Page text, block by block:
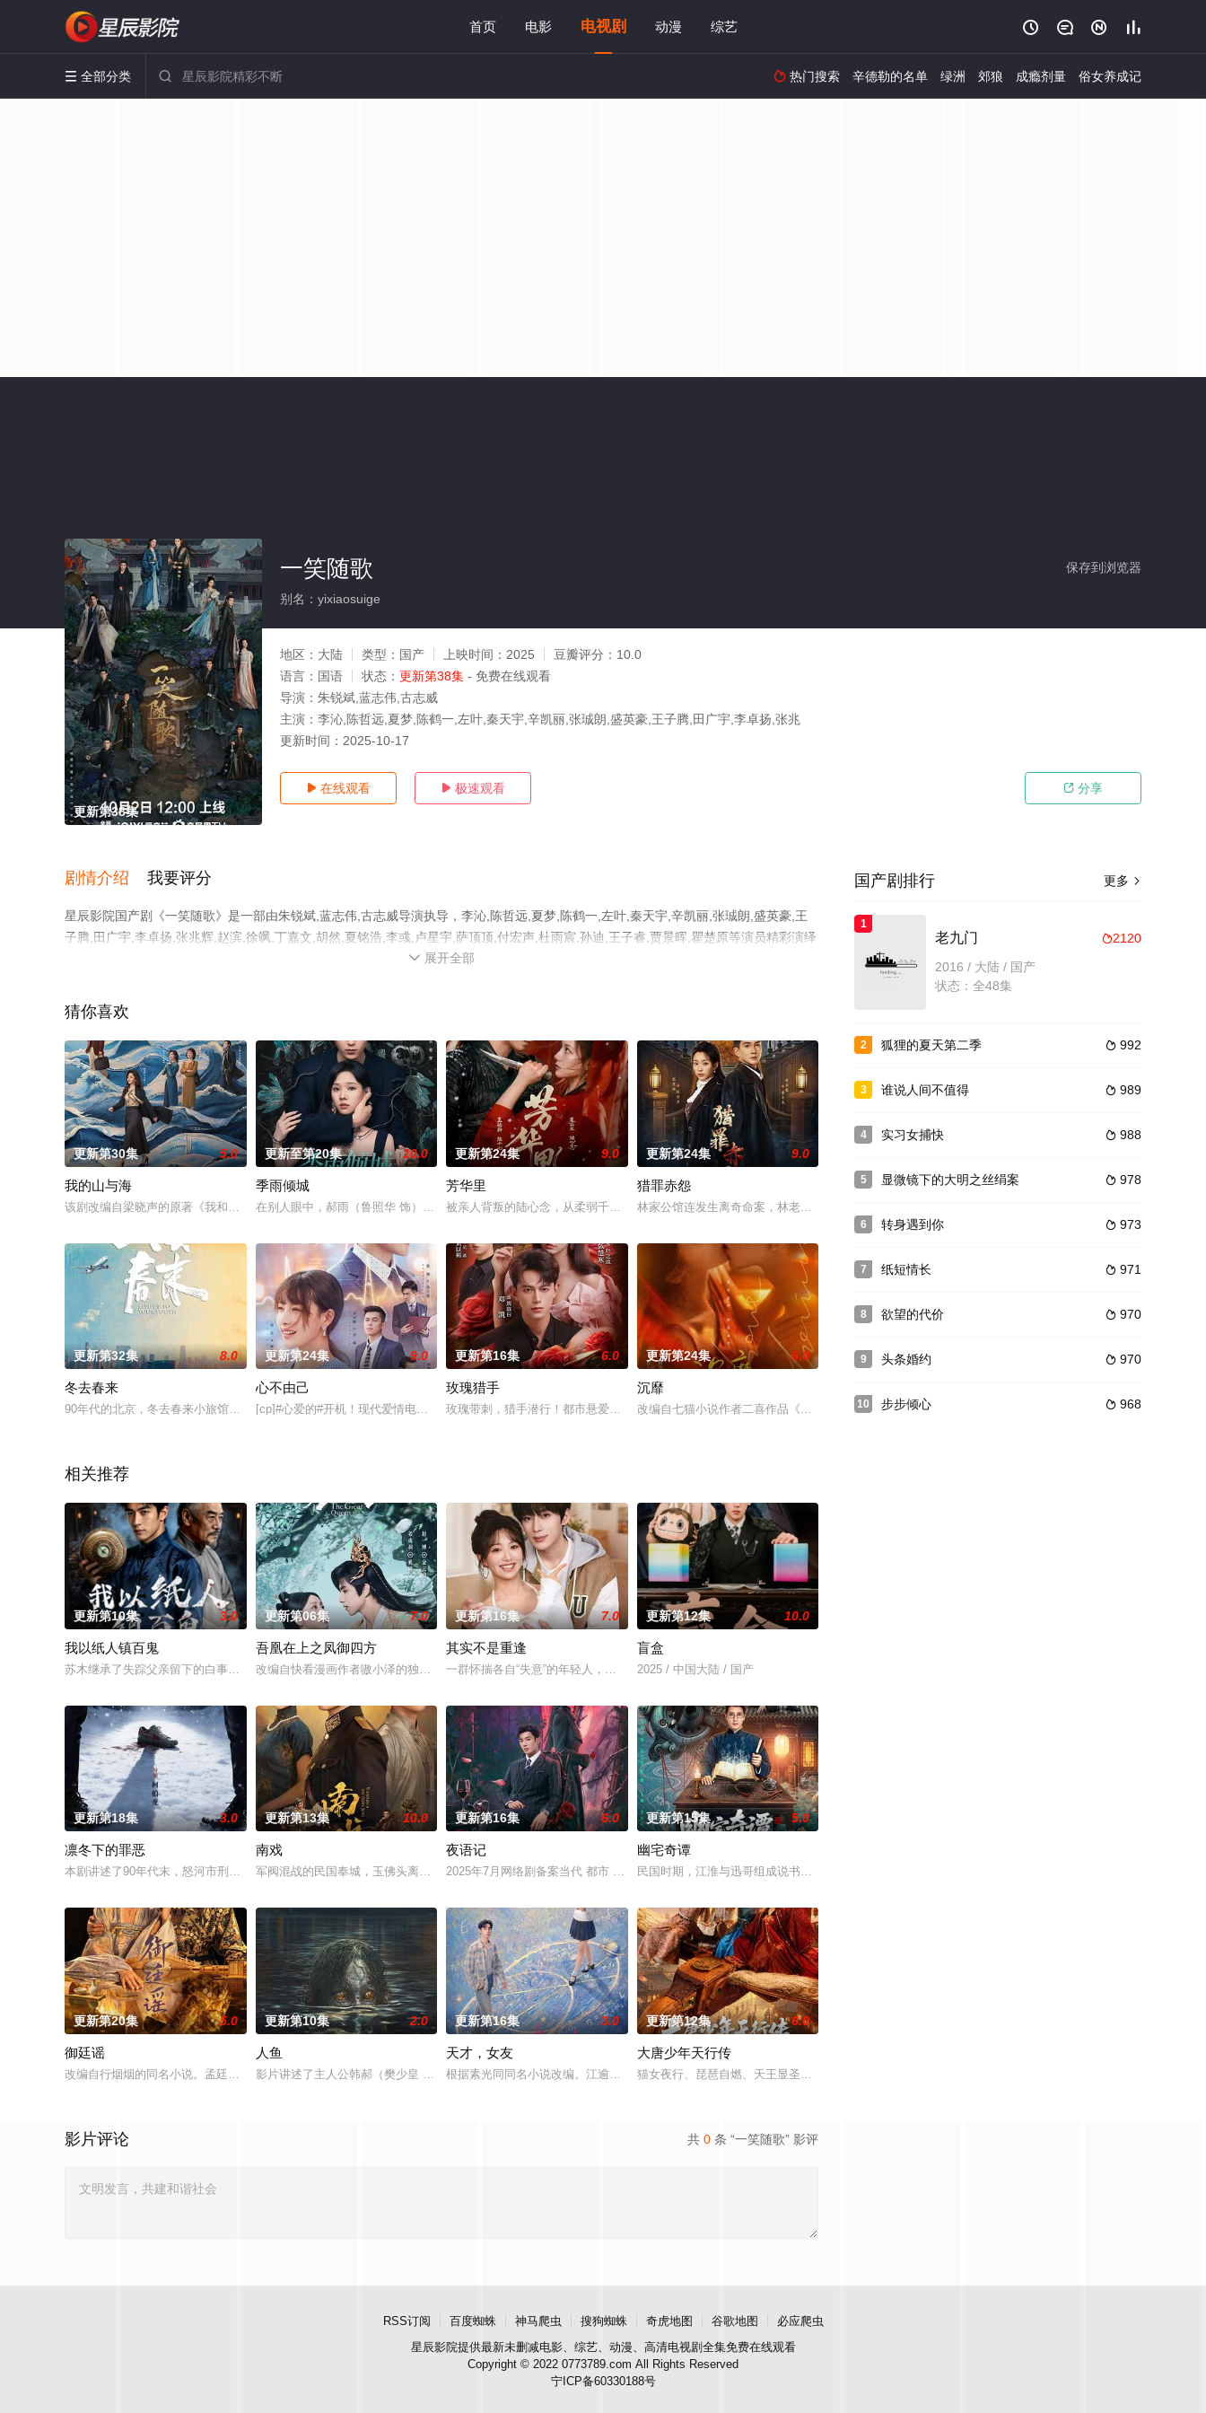
首页 电影 电视剧 动漫 综艺    
 全部分类   热门搜索 辛德勒的名单 绿洲 郊狼 成瘾剂量 俗女养成记
更新第38集
保存到浏览器
一笑随歌
别名：yixiaosuige
地区： 大陆 类型： 国产 上映时间： 2025 豆瓣评分： 10.0
语言： 国语 状态： 更新第38集 - 免费在线观看
导演： 朱锐斌,蓝志伟,古志威
主演： 李沁,陈哲远,夏梦,陈鹤一,左叶,秦天宇,辛凯丽,张珹朗,盛英豪,王子腾,田广宇,李卓扬,张兆
更新时间： 2025-10-17
 在线观看  极速观看  分享
剧情介绍 我要评分
星辰影院国产剧《一笑随歌》是一部由朱锐斌,蓝志伟,古志威导演执导，李沁,陈哲远,夏梦,陈鹤一,左叶,秦天宇,辛凯丽,张珹朗,盛英豪,王
子腾,田广宇,李卓扬,张兆辉,赵滨,徐飒,丁嘉文,胡然,夏铭浩,李彧,卢星宇,萨顶顶,付宏声,杜雨宸,孙迪,王子睿,贾景晖,瞿楚原等演员精彩演绎
的大陆电视剧，手机免费观看高清无删减完整版电视剧全集就上星辰影视，更多相关信息可移步至豆瓣电视剧、电视猫或剧情网等平台了
 展开全部
猜你喜欢
更新第30集 5.0
我的山与海
该剧改编自梁晓声的原著《我和我的命》。 来自西南山区玉县“神仙顶”的70后女孩方婉之（谭松韵 饰），遭遇感情和家庭变故，20岁便从大学退学，辗转来到深圳
更新至第20集 10.0
季雨倾城
在别人眼中，郝雨（鲁照华 饰）是狐狸精是毒蛇，用美貌和心机欺骗、诱惑季知节（樊治欣 饰）给警方传递情报，而季知节却一次次在她的温柔陷阱里沦陷，帮她掩护任
更新第24集 9.0
芳华里
被亲人背叛的陆心念，从柔弱千金逆袭成女战神，在与恋人的爱恨权谋中撕碎标签，与“芳华姐妹团”共赴一场燃情热血的古风传奇。
更新第24集 9.0
猎罪赤怨
林家公馆连发生离奇命案，林老太、女仆等人相继死亡，现场均牵连一件大红戏服，“戏服索命”传言四起。警
更新第32集 8.0
冬去春来
90年代的北京，冬去春来小旅馆，见证了一群来自天南海北怀揣梦想的青年男女跌宕起伏的北漂生活。痴迷剧本创作但不断被退稿的徐胜利屡败屡战；渴望站上高雅舞台的
更新第24集 9.0
心不由己
[cp]#心爱的#开机！现代爱情电视连续剧《心爱的》开机，演员：徐海乔、禹童、张翔、劉冠麟 [/cp]
更新第16集 6.0
玫瑰猎手
玫瑰带刺，猎手潜行！都市悬爱迷雾正式拉开帷幕，百亿遗产谜局、三重身份反转，这场关于爱与真相的围猎，邀你入局！
更新第24集 6.0
沉靡
改编自七猫小说作者二喜作品《情靡》。陷入至暗时刻的宋昭礼（张斐然 饰），遇到遭遇家庭变故的纪璇（
相关推荐
更新第10集 3.0
我以纸人镇百鬼
苏木继承了失踪父亲留下的白事馆，本想低调扎纸维生，却因一具流血的新娘纸人卷入了一场跨越十年的惊天阴谋。这纸人身上，竟贴着父亲消失前的绝命符箓。为了寻找父
更新第06集 7.0
吾凰在上之凤御四方
改编自快看漫画作者嗷小泽的独家连载漫画《吾凰在上》。现代少女奚圆（姜贞羽 饰）因意外踏入玄机界，继而卷入虎云国内乱的漩涡，身陷重重危机，而在一次次险象环
更新第16集 7.0
其实不是重逢
一群怀揣各自“失意”的年轻人，在沿海小城南安相遇相知，他们决心各展所长创办旅行社。他们以当地的特色人文与美食为引，用真诚与创意打动游
更新第12集 10.0
盲盒
2025 / 中国大陆 / 国产
更新第18集 3.0
凛冬下的罪恶
本剧讲述了90年代末，怒河市刑侦支队在无普及监控、无DNA鉴定技术的支持下，通过摸排、勘查等传统刑侦手段，接连破获数起重案要案的艰难过程。案件设计采用
更新第13集 10.0
南戏
军阀混战的民国奉城，玉佛头离奇失窃，戏班主横尸戏台，将冷血少帅许又安与昆曲名伶荣筱楠推向不死不休的对立绝境。而他们不知，对方正是自己苦寻多年的患难“兄弟
更新第16集 6.0
夜语记
2025年7月网络剧备案当代 都市 海南越酷文化传媒有限公司
更新第15集 5.0
幽宅奇谭
民国时期，江淮与迅哥组成说书班子，偶遇“白天人住屋，晚上鬼占房”的阴阳宅，江淮被掳走配“阴婚”。他与
更新第20集 5.0
御廷谣
改编自行烟烟的同名小说。孟廷辉，大平王朝有史以来个以女子进士科三元及第入翰林院的奇女子。十年前的她被他从死人堆里救出来，蓬头垢面口齿不清。十年后的她才学
更新第10集 2.0
人鱼
影片讲述了主人公韩郝（樊少皇 饰）为了营救意外被困秘密实验室的儿子，勇往直前与不明生物“人鱼”斗智斗勇，凭借着坚韧的信念和超群的智慧带领被困小队，历经重
更新第16集 3.0
天才，女友
根据素光同同名小说改编。江逾白长大以后，林知夏忽然对他说：“江逾白，我喜欢你，哲学和生物学意义上的喜欢。”那个夜晚，他脸颊微热，还
更新第12集 6.0
大唐少年天行传
猫女夜行、琵琶自燃、天王显圣、少年失踪......长安怪事扎堆？少年神探慕天行携竹马神探社成员横扫诡事，
共 0 条 “一笑随歌” 影评
影片评论
更多 
国产剧排行
1
2120
老九门
2016 / 大陆 / 国产
状态：全48集
2  992
狐狸的夏天第二季
3  989
谁说人间不值得
4  988
实习女捕快
5  978
显微镜下的大明之丝绢案
6  973
转身遇到你
7  971
纸短情长
8  970
欲望的代价
9  970
头条婚约
10  968
步步倾心
RSS订阅 百度蜘蛛 神马爬虫 搜狗蜘蛛 奇虎地图 谷歌地图
必应爬虫
星辰影院提供最新未删减电影、综艺、动漫、高清电视剧全集免费在线观看
Copyright © 2022 0773789.com All Rights Reserved
宁ICP备60330188号